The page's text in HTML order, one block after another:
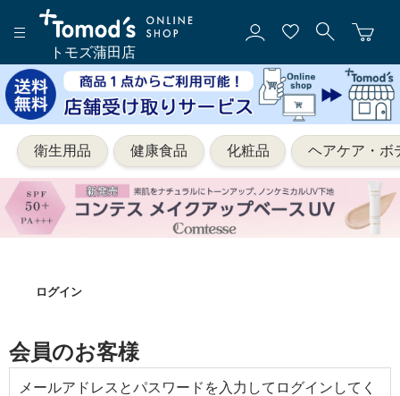
トモズ蒲田店
衛生用品 健康食品 化粧品 ヘアケア・ボ
ログイン
会員のお客様
メールアドレスとパスワードを入力してログインしてく